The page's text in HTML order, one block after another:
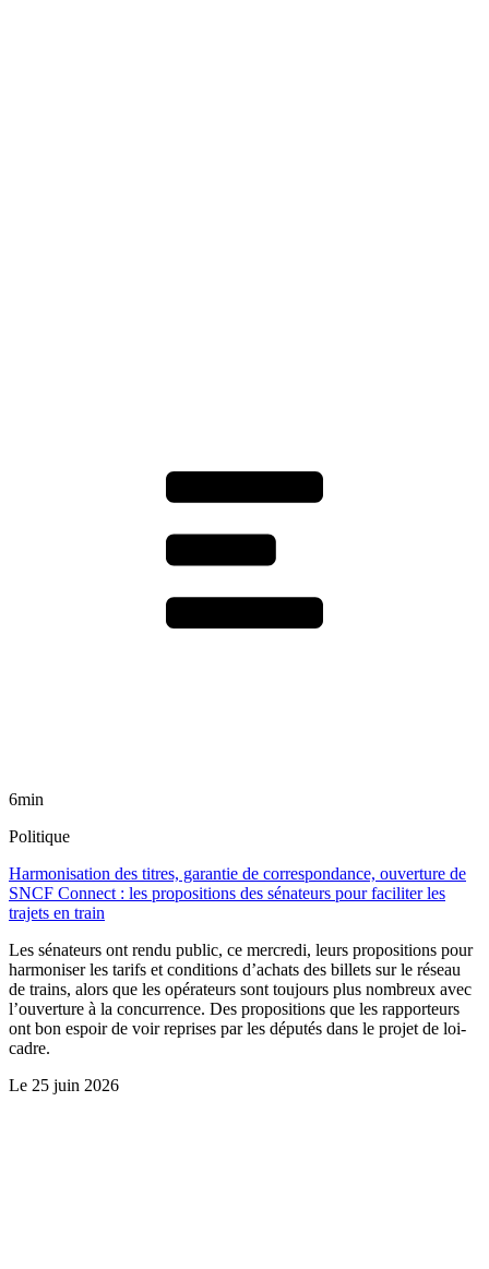
6min
Politique
Harmonisation des titres, garantie de correspondance, ouverture de
SNCF Connect : les propositions des sénateurs pour faciliter les
trajets en train
Les sénateurs ont rendu public, ce mercredi, leurs propositions pour
harmoniser les tarifs et conditions d’achats des billets sur le réseau
de trains, alors que les opérateurs sont toujours plus nombreux avec
l’ouverture à la concurrence. Des propositions que les rapporteurs
ont bon espoir de voir reprises par les députés dans le projet de loi-
cadre.
Le 25 juin 2026